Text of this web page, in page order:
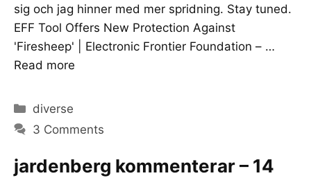
sig och jag hinner med mer spridning. Stay tuned.
EFF Tool Offers New Protection Against
'Firesheep' | Electronic Frontier Foundation – …
Read more
Categories
diverse
3 Comments
jardenberg kommenterar – 14